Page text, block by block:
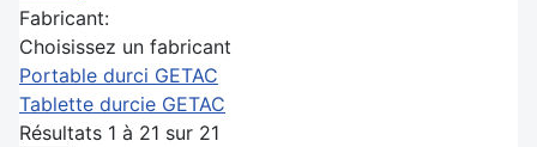
Fabricant:
Choisissez un fabricant
Portable durci GETAC
Tablette durcie GETAC
Résultats 1 à 21 sur 21